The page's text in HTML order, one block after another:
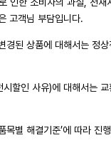
인한 소비자의 과실, 천
고객님 부담입니다.
된 상품에 대해서는 정
할인 사유)에 대해서는
별 해결기준’에 따라 진